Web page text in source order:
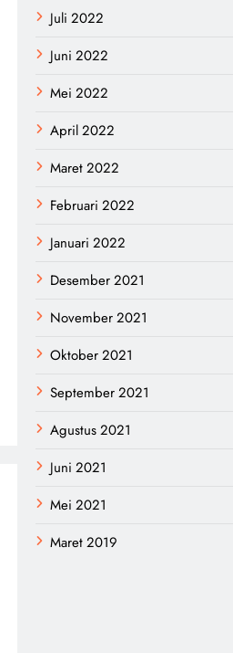
Juli 2022
Juni 2022
Mei 2022
April 2022
Maret 2022
Februari 2022
Januari 2022
Desember 2021
November 2021
Oktober 2021
September 2021
Agustus 2021
Juni 2021
Mei 2021
Maret 2019